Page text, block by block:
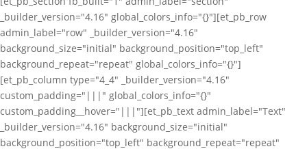
_builder_version="4.16" global_colors_info="{}"][et_pb_row
admin_label="row" _builder_version="4.16"
background_size="initial" background_position="top_left"
background_repeat="repeat" global_colors_info="{}"]
[et_pb_column type="4_4" _builder_version="4.16"
custom_padding="|||" global_colors_info="{}"
custom_padding__hover="|||"][et_pb_text admin_label="Text"
_builder_version="4.16" background_size="initial"
background_position="top_left" background_repeat="repeat"